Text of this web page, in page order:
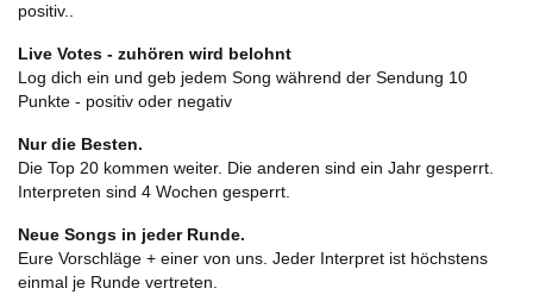
positiv..
Live Votes - zuhören wird belohnt
Log dich ein und geb jedem Song während der Sendung 10
Punkte - positiv oder negativ
Nur die Besten.
Die Top 20 kommen weiter. Die anderen sind ein Jahr gesperrt.
Interpreten sind 4 Wochen gesperrt.
Neue Songs in jeder Runde.
Eure Vorschläge + einer von uns. Jeder Interpret ist höchstens
einmal je Runde vertreten.